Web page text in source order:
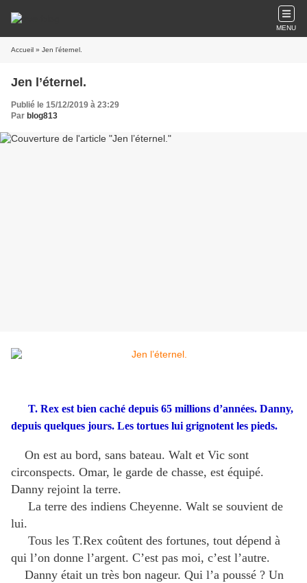
MENU
Accueil » ​Jen l’éternel.
​Jen l’éternel.
Publié le 15/12/2019 à 23:29
Par blog813
T. Rex est bien caché depuis 65 millions d’années. Danny,
depuis quelques jours. Les tortues lui grignotent les pieds.
On est au bord, sans bateau. Walt et Vic sont
circonspects. Omar, le garde de chasse, est équipé.
Danny rejoint la terre.
La terre des indiens Cheyenne. Walt se souvient de
lui.
Tous les T.Rex coûtent des fortunes, tout dépend à
qui l’on donne l’argent. C’est pas moi, c’est l’autre.
Danny était un très bon nageur. Qui l’a poussé ? Un